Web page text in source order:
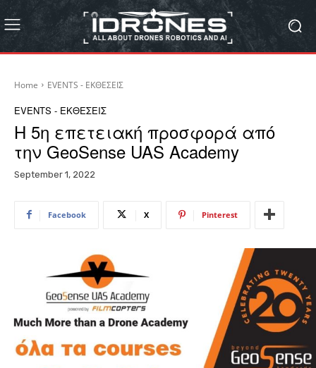
Home EVENTS - ΕΚΘΕΣΕΙΣ
EVENTS - ΕΚΘΕΣΕΙΣ
Η 5η επετειακή προσφορά από
την GeoSense UAS Academy
September 1, 2022
Facebook X Pinterest